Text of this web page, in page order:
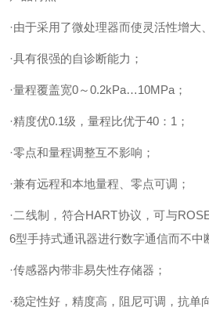
·由于采用了微处理器而使灵活性增大
·具有很强的自诊断能力；
·量程覆盖宽0～0.2kPa…10MPa；
·精度优0.1级，量程比优于40：1；
·零点和量程调整互不影响；
·兼有远程和本地量程、零点可调；
·二线制，符合HART协议，可与
6型手持式通讯器进行数字通信而不中
·传感器内带非易失性存储器；
·稳定性好，精度高，阻尼可调，抗单